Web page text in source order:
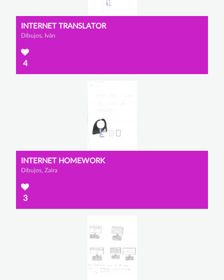
INTERNET TRANSLATOR
Dibujos, Iván
4
INTERNET HOMEWORK
Dibujos, Zaira
3